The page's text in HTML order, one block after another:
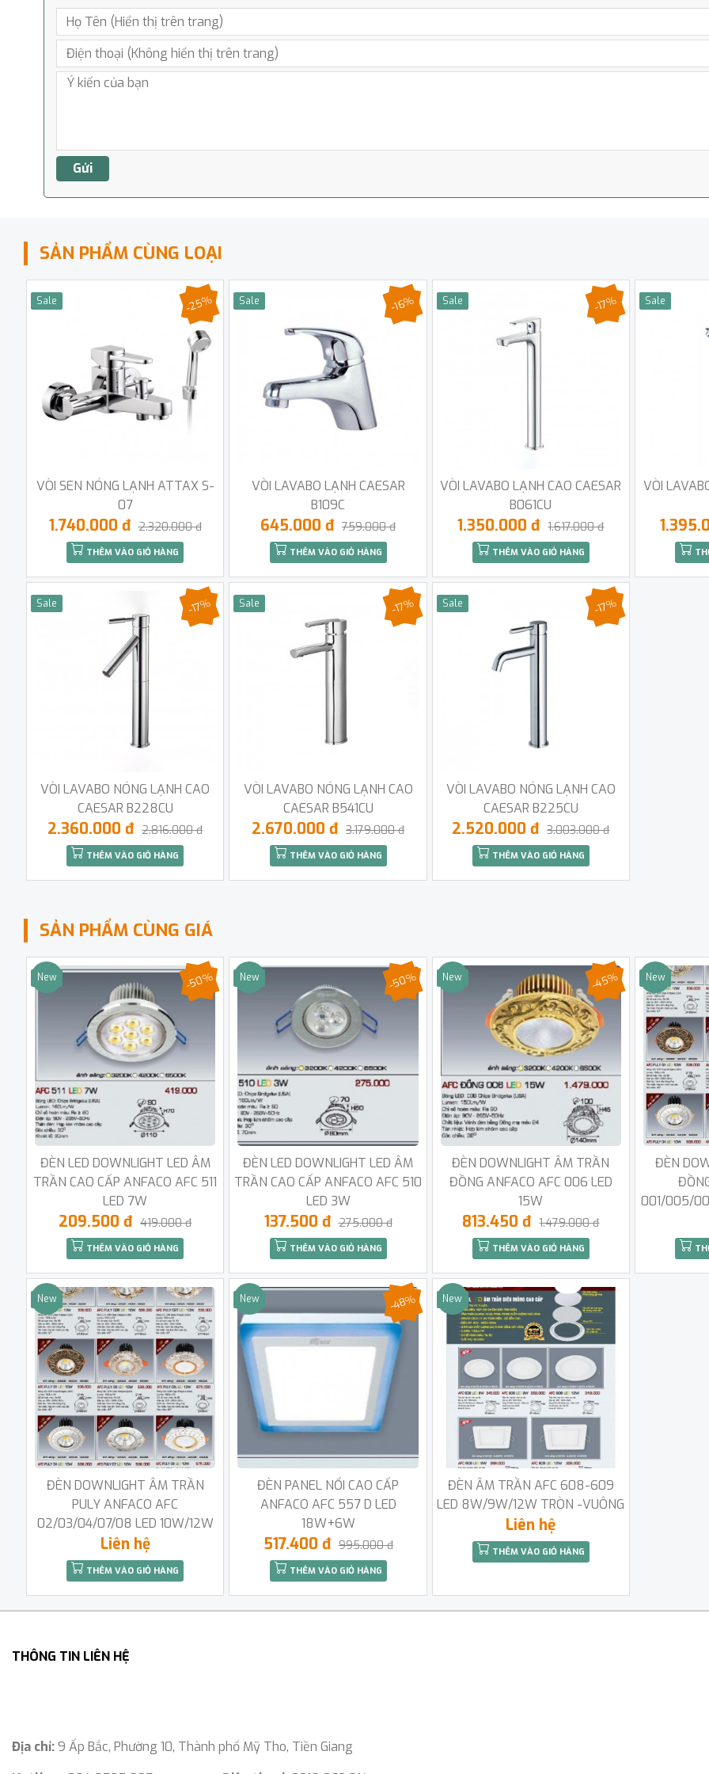
SẢN PHẨM CÙNG LOẠI
Sale
VÒI SEN NÓNG LẠNH ATTAX S-
07
-25%
1.740.000 đ 2.320.000 đ
THÊM VÀO GIỎ HÀNG
Sale
VÒI LAVABO LẠNH CAESAR
B109C
-16%
645.000 đ 759.000 đ
THÊM VÀO GIỎ HÀNG
Sale
VÒI LAVABO LẠNH CAO CAESAR
B061CU
-17%
1.350.000 đ 1.617.000 đ
THÊM VÀO GIỎ HÀNG
Sale
VÒI
Sale
VÒI LAVABO NÓNG LẠNH CAO
CAESAR B228CU
-17%
2.360.000 đ 2.816.000 đ
THÊM VÀO GIỎ HÀNG
Sale
VÒI LAVABO NÓNG LẠNH CAO
CAESAR B541CU
-17%
2.670.000 đ 3.179.000 đ
THÊM VÀO GIỎ HÀNG
Sale
VÒI LAVABO NÓNG LẠNH CAO
CAESAR B225CU
-17%
2.520.000 đ 3.003.000 đ
THÊM VÀO GIỎ HÀNG
SẢN PHẨM CÙNG GIÁ
Sale
New
ĐÈN LED DOWNLIGHT LED ÂM
TRẦN CAO CẤP ANFACO AFC 511
LED 7W
-50%
209.500 đ 419.000 đ
THÊM VÀO GIỎ HÀNG
Sale
New
ĐÈN LED DOWNLIGHT LED ÂM
TRẦN CAO CẤP ANFACO AFC 510
LED 3W
-50%
137.500 đ 275.000 đ
THÊM VÀO GIỎ HÀNG
Sale
New
ĐÈN DOWNLIGHT ÂM TRẦN
ĐỒNG ANFACO AFC 006 LED
15W
-45%
813.450 đ 1.479.000 đ
THÊM VÀO GIỎ HÀNG
Sale
New
ĐÈN
001/005/
Sale
New
ĐÈN DOWNLIGHT ÂM TRẦN
PULY ANFACO AFC
02/03/04/07/08 LED 10W/12W
Liên hệ
THÊM VÀO GIỎ HÀNG
Sale
New
ĐÈN PANEL NỔI CAO CẤP
ANFACO AFC 557 D LED
18W+6W
-48%
517.400 đ 995.000 đ
THÊM VÀO GIỎ HÀNG
Sale
New
ĐÈN ÂM TRẦN AFC 608-609
LED 8W/9W/12W TRÒN -VUÔNG
Liên hệ
THÊM VÀO GIỎ HÀNG
THÔNG TIN LIÊN HỆ
Địa chỉ:9 Ấp Bắc, Phường 10, Thành phố Mỹ Tho, Tiền Giang